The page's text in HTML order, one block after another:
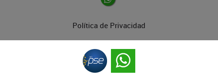
Política de Privacidad